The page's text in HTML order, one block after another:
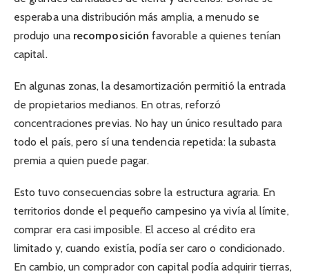
esperaba una distribución más amplia, a menudo se
produjo una recomposición favorable a quienes tenían
capital.
En algunas zonas, la desamortización permitió la entrada
de propietarios medianos. En otras, reforzó
concentraciones previas. No hay un único resultado para
todo el país, pero sí una tendencia repetida: la subasta
premia a quien puede pagar.
Esto tuvo consecuencias sobre la estructura agraria. En
territorios donde el pequeño campesino ya vivía al límite,
comprar era casi imposible. El acceso al crédito era
limitado y, cuando existía, podía ser caro o condicionado.
En cambio, un comprador con capital podía adquirir tierras,